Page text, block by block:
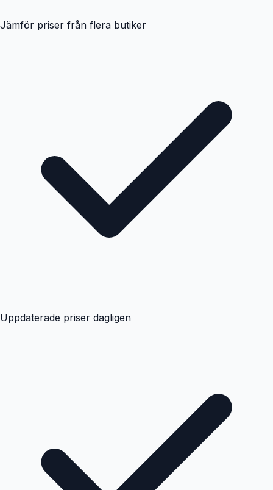
Jämför priser från flera butiker
Uppdaterade priser dagligen